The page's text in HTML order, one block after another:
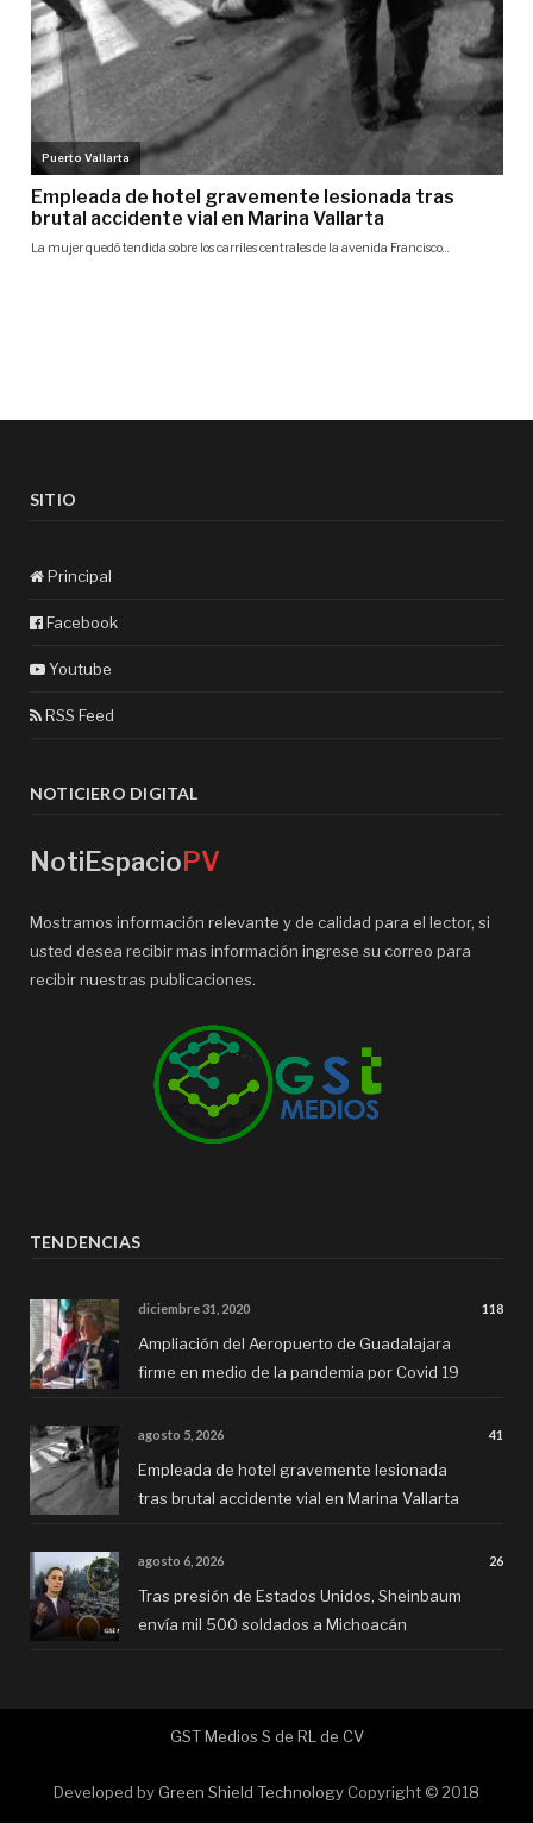
SITIO
Principal
Facebook
Youtube
RSS Feed
NOTICIERO DIGITAL
NotiEspacioPV
Mostramos información relevante y de calidad para el lector, si
usted desea recibir mas información ingrese su correo para
recibir nuestras publicaciones.
TENDENCIAS
diciembre 31, 2020 118
Ampliación del Aeropuerto de Guadalajara
firme en medio de la pandemia por Covid 19
agosto 5, 2026 41
Empleada de hotel gravemente lesionada
tras brutal accidente vial en Marina Vallarta
agosto 6, 2026 26
Tras presión de Estados Unidos, Sheinbaum
envía mil 500 soldados a Michoacán
GST Medios S de RL de CV
Developed by Green Shield Technology Copyright © 2018